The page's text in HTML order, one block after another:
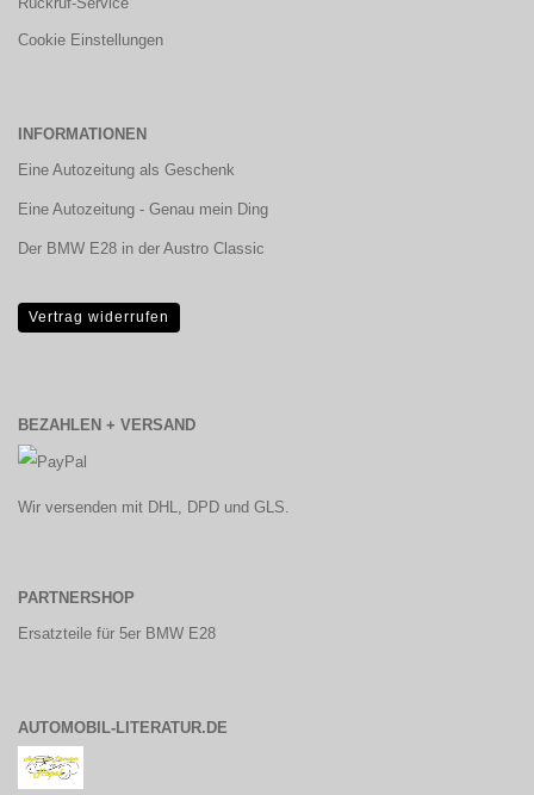
Cookie Einstellungen
INFORMATIONEN
Eine Autozeitung als Geschenk
Eine Autozeitung - Genau mein Ding
Der BMW E28 in der Austro Classic
Vertrag widerrufen
BEZAHLEN + VERSAND
Wir versenden mit DHL, DPD und GLS.
PARTNERSHOP
Ersatzteile für 5er BMW E28
AUTOMOBIL-LITERATUR.DE